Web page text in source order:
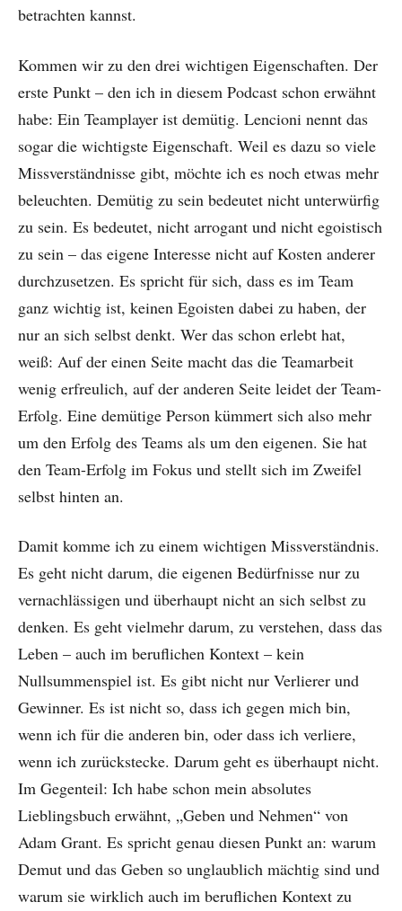
betrachten kannst.
Kommen wir zu den drei wichtigen Eigenschaften. Der
erste Punkt – den ich in diesem Podcast schon erwähnt
habe: Ein Teamplayer ist demütig. Lencioni nennt das
sogar die wichtigste Eigenschaft. Weil es dazu so viele
Missverständnisse gibt, möchte ich es noch etwas mehr
beleuchten. Demütig zu sein bedeutet nicht unterwürfig
zu sein. Es bedeutet, nicht arrogant und nicht egoistisch
zu sein – das eigene Interesse nicht auf Kosten anderer
durchzusetzen. Es spricht für sich, dass es im Team
ganz wichtig ist, keinen Egoisten dabei zu haben, der
nur an sich selbst denkt. Wer das schon erlebt hat,
weiß: Auf der einen Seite macht das die Teamarbeit
wenig erfreulich, auf der anderen Seite leidet der Team-
Erfolg. Eine demütige Person kümmert sich also mehr
um den Erfolg des Teams als um den eigenen. Sie hat
den Team-Erfolg im Fokus und stellt sich im Zweifel
selbst hinten an.
Damit komme ich zu einem wichtigen Missverständnis.
Es geht nicht darum, die eigenen Bedürfnisse nur zu
vernachlässigen und überhaupt nicht an sich selbst zu
denken. Es geht vielmehr darum, zu verstehen, dass das
Leben – auch im beruflichen Kontext – kein
Nullsummenspiel ist. Es gibt nicht nur Verlierer und
Gewinner. Es ist nicht so, dass ich gegen mich bin,
wenn ich für die anderen bin, oder dass ich verliere,
wenn ich zurückstecke. Darum geht es überhaupt nicht.
Im Gegenteil: Ich habe schon mein absolutes
Lieblingsbuch erwähnt, „Geben und Nehmen“ von
Adam Grant. Es spricht genau diesen Punkt an: warum
Demut und das Geben so unglaublich mächtig sind und
warum sie wirklich auch im beruflichen Kontext zu